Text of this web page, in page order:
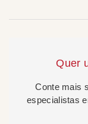
Quer
Conte mais
especialistas